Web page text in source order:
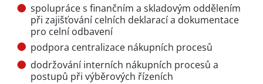
spolupráce s finančním a skladovým oddělením
při zajišťování celních deklarací a dokumentace
pro celní odbavení
podpora centralizace nákupních procesů
dodržování interních nákupních procesů a
postupů při výběrových řízeních